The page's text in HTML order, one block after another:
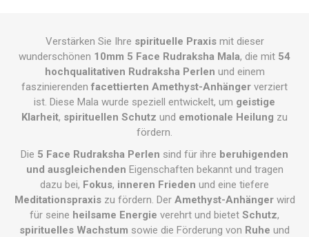
Verstärken Sie Ihre spirituelle Praxismit dieser
wunderschönen 10mm 5 Face Rudraksha Mala, die mit 54
hochqualitativen Rudraksha Perlen und einem
faszinierenden facettierten Amethyst-Anhänger verziert
ist. Diese Mala wurde speziell entwickelt, um geistige
Klarheit, spirituellen Schutz und emotionale Heilung zu
fördern.
Die 5 Face Rudraksha Perlen sind für ihre beruhigenden
und ausgleichenden Eigenschaften bekannt und tragen
dazu bei, Fokus, inneren Frieden und eine tiefere
Meditationspraxiszu fördern. Der Amethyst-Anhängerwird
für seine heilsame Energie verehrt und bietet Schutz,
spirituelles Wachstum sowie die Förderung von Ruhe und